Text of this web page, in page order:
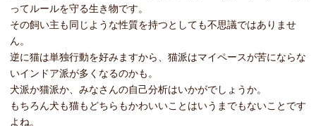
ってルールを守る生き物です。
その飼い主も同じような性質を持つとしても不思議ではありませ
ん。
逆に猫は単独行動を好みますから、猫派はマイペースが苦にならな
いインドア派が多くなるのかも。
犬派か猫派か、みなさんの自己分析はいかがでしょうか。
もちろん犬も猫もどちらもかわいいことはいうまでもないことです
よね。